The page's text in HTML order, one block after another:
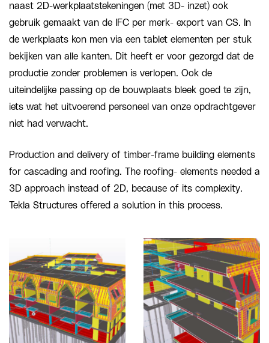
naast 2D-werkplaatstekeningen (met 3D- inzet) ook
gebruik gemaakt van de IFC per merk- export van CS. In
de werkplaats kon men via een tablet elementen per stuk
bekijken van alle kanten. Dit heeft er voor gezorgd dat de
productie zonder problemen is verlopen. Ook de
uiteindelijke passing op de bouwplaats bleek goed te zijn,
iets wat het uitvoerend personeel van onze opdrachtgever
niet had verwacht.
Production and delivery of timber-frame building elements
for cascading and roofing. The roofing- elements needed a
3D approach instead of 2D, because of its complexity.
Tekla Structures offered a solution in this process.